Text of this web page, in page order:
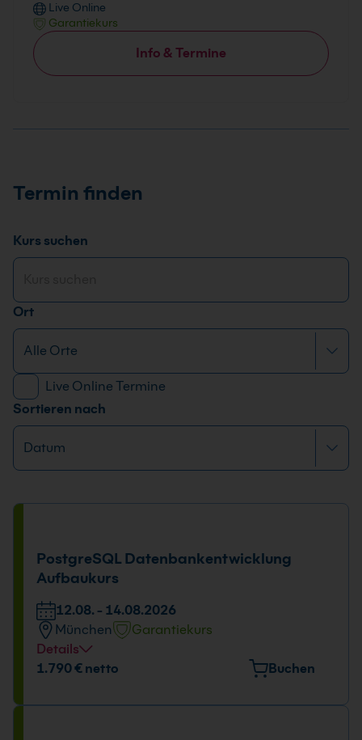
Live Online
Garantiekurs
Info & Termine
Termin finden
Kurs suchen
Ort
Live Online Termine
Sortieren nach
PostgreSQL Datenbankentwicklung
Aufbaukurs
12.08. - 14.08.2026
München
Garantiekurs
Details
Veranstaltungsort
1.790 € netto Buchen